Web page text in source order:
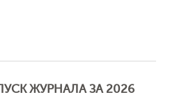
ЖУРНАЛА ЗА 2026